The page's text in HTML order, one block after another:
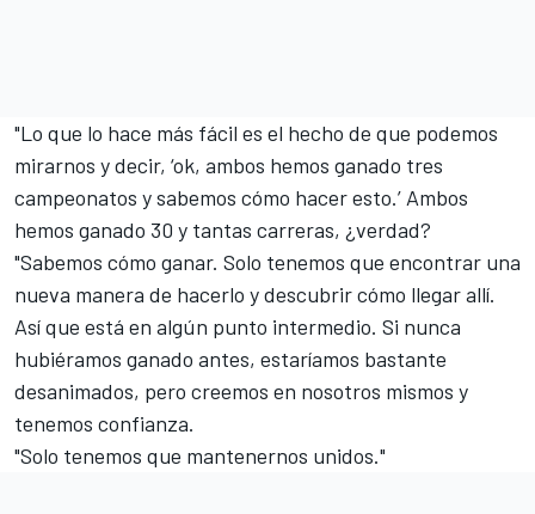
"Lo que lo hace más fácil es el hecho de que podemos
mirarnos y decir, ‘ok, ambos hemos ganado tres
campeonatos y sabemos cómo hacer esto.’ Ambos
hemos ganado 30 y tantas carreras, ¿verdad?
"Sabemos cómo ganar. Solo tenemos que encontrar una
nueva manera de hacerlo y descubrir cómo llegar allí.
Así que está en algún punto intermedio. Si nunca
hubiéramos ganado antes, estaríamos bastante
desanimados, pero creemos en nosotros mismos y
tenemos confianza.
"Solo tenemos que mantenernos unidos."